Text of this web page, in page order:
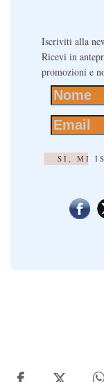
Iscriviti alla
Ricevi in
promozioni e
SÌ, MI